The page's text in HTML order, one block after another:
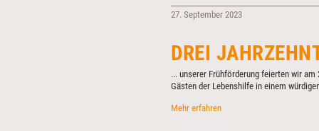
Angehörige
27. September 2023
DREI
... unserer Frühförderung feierten wir
Gästen der Lebenshilfe in einem
Mehr erfahrenDREI